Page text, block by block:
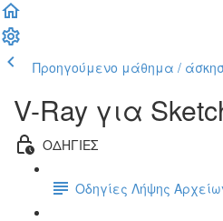
Προηγούμενο μάθημα /
V-Ray για
ΟΔΗΓΙΕΣ
Οδηγίες Λήψης